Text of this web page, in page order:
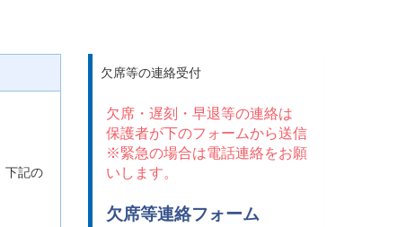
下記の
。
欠席等の連絡受付
欠席・遅刻・早退等の連絡は
保護者が下のフォームから送信
※緊急の場合は電話連絡をお願
いします。
欠席等連絡フォーム